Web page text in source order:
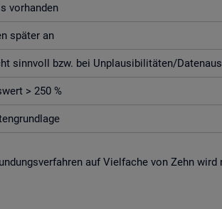
vor­han­den
spä­ter an
sinn­voll bzw. bei Un­plau­si­bi­li­tä­ten/
> 250 %
auf Viel­fa­che von Zehn